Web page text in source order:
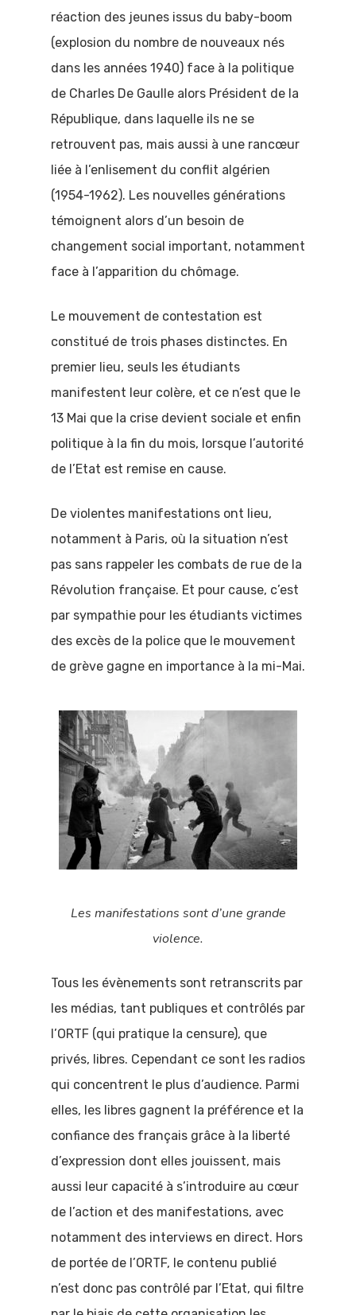
réaction des jeunes issus du baby-boom
(explosion du nombre de nouveaux nés
dans les années 1940) face à la politique
de Charles De Gaulle alors Président de la
République, dans laquelle ils ne se
retrouvent pas, mais aussi à une rancœur
liée à l’enlisement du conflit algérien
(1954-1962). Les nouvelles générations
témoignent alors d’un besoin de
changement social important, notamment
face à l’apparition du chômage.
Le mouvement de contestation est
constitué de trois phases distinctes. En
premier lieu, seuls les étudiants
manifestent leur colère, et ce n’est que le
13 Mai que la crise devient sociale et enfin
politique à la fin du mois, lorsque l’autorité
de l’Etat est remise en cause.
De violentes manifestations ont lieu,
notamment à Paris, où la situation n’est
pas sans rappeler les combats de rue de la
Révolution française. Et pour cause, c’est
par sympathie pour les étudiants victimes
des excès de la police que le mouvement
de grève gagne en importance à la mi-Mai.
Les manifestations sont d’une grande
violence.
Tous les évènements sont retranscrits par
les médias, tant publiques et contrôlés par
l’ORTF (qui pratique la censure), que
privés, libres. Cependant ce sont les radios
qui concentrent le plus d’audience. Parmi
elles, les libres gagnent la préférence et la
confiance des français grâce à la liberté
d’expression dont elles jouissent, mais
aussi leur capacité à s’introduire au cœur
de l’action et des manifestations, avec
notamment des interviews en direct. Hors
de portée de l’ORTF, le contenu publié
n’est donc pas contrôlé par l’Etat, qui filtre